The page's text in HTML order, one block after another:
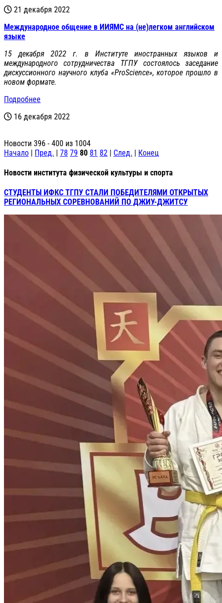
21 декабря 2022
Международное общение в ИИЯМС на (не)легком английском
языке
15 декабря 2022 г. в Институте иностранных языков и
международного сотрудничества ТГПУ состоялось заседание
дискуссионного научного клуба «ProScience», которое прошло в
новом формате.
Подробнее
16 декабря 2022
Новости 396 - 400 из 1004
Начало | Пред. | 78 79 80 81 82 | След. | Конец
Новости института физической культуры и спорта
СТУДЕНТЫ ИФКС ТГПУ СТАЛИ ПОБЕДИТЕЛЯМИ ОТКРЫТЫХ
РЕГИОНАЛЬНЫХ СОРЕВНОВАНИЙ ПО ДЖИУ-ДЖИТСУ